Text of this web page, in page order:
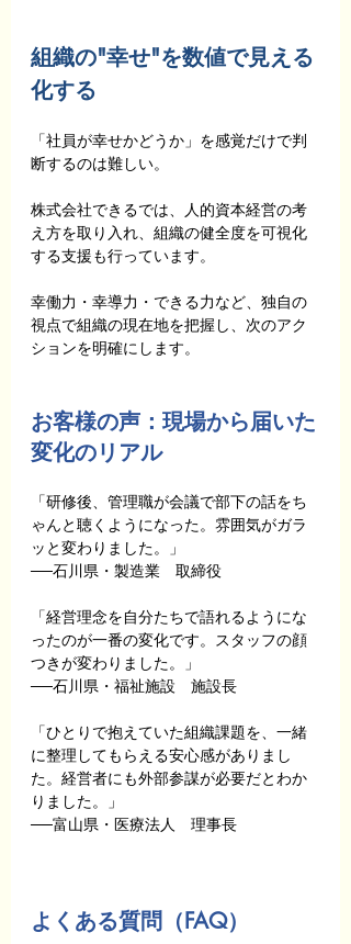
組織の"幸せ"を数値で見える
化する
「社員が幸せかどうか」を感覚だけで判
断するのは難しい。
株式会社できるでは、人的資本経営の考
え方を取り入れ、組織の健全度を可視化
する支援も行っています。
幸働力・幸導力・できる力など、独自の
視点で組織の現在地を把握し、次のアク
ションを明確にします。
お客様の声：現場から届いた
変化のリアル
「研修後、管理職が会議で部下の話をち
ゃんと聴くようになった。雰囲気がガラ
ッと変わりました。」
──石川県・製造業　取締役
「経営理念を自分たちで語れるようにな
ったのが一番の変化です。スタッフの顔
つきが変わりました。」
──石川県・福祉施設　施設長
「ひとりで抱えていた組織課題を、一緒
に整理してもらえる安心感がありまし
た。経営者にも外部参謀が必要だとわか
りました。」
──富山県・医療法人　理事長
よくある質問（FAQ）